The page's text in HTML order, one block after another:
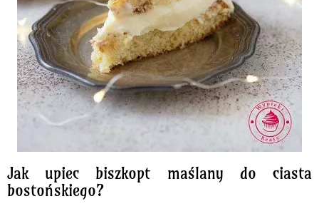
Jak upiec biszkopt maślany do ciasta
bostońskiego?